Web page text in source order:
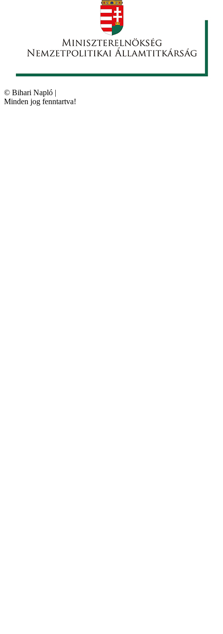
© Bihari Napló |
Minden jog fenntartva!